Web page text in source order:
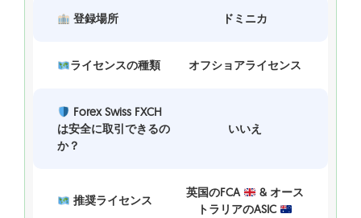
登録場所 ドミニカ
ライセンスの種類 オフショアライセンス
Forex Swiss FXCH
は安全に取引できるの
か？
いいえ
推奨ライセンス
英国のFCA
& オース
トラリアのASIC